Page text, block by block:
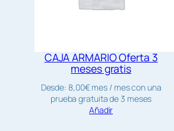
CAJA ARMARIO Oferta 3
meses gratis
Desde: 8,00€mes / mes con una
prueba gratuita de 3 meses
Añadir